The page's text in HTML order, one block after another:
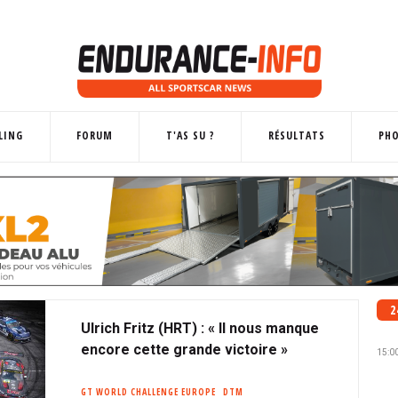
FORUM T'AS SU ? RÉSULTATS
Ulrich Fritz (HRT) : « Il nous manque
encore cette grande victoire »
GT WORLD CHALLENGE EUROPE DTM